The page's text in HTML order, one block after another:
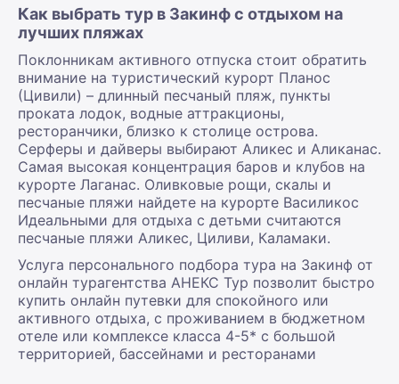
Как выбрать тур в Закинф с отдыхом на
лучших пляжах
Поклонникам активного отпуска стоит обратить
внимание на туристический курорт Планос
(Цивили) – длинный песчаный пляж, пункты
проката лодок, водные аттракционы,
ресторанчики, близко к столице острова.
Серферы и дайверы выбирают Аликес и Аликанас.
Самая высокая концентрация баров и клубов на
курорте Лаганас. Оливковые рощи, скалы и
песчаные пляжи найдете на курорте Василикос
Идеальными для отдыха с детьми считаются
песчаные пляжи Аликес, Циливи, Каламаки.
Услуга персонального подбора тура на Закинф от
онлайн турагентства АНЕКС Тур позволит быстро
купить онлайн путевки для спокойного или
активного отдыха, с проживанием в бюджетном
отеле или комплексе класса 4-5* с большой
территорией, бассейнами и ресторанами